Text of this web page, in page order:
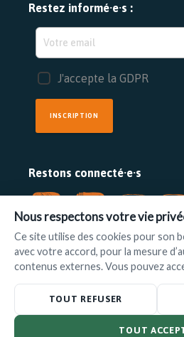
Restez informé·e·s :
J'accepte la GDPR
INSCRIPTION
Restons connecté·e·s
FAIRE UN DON
www.ilot.be• info@ilot.be
Nous respectons votre vie
Ce site utilise des cookies pour son
avec votre accord, pour la mesure
contenus externes. Vous pouvez
TOUT REFUSER
TOUT